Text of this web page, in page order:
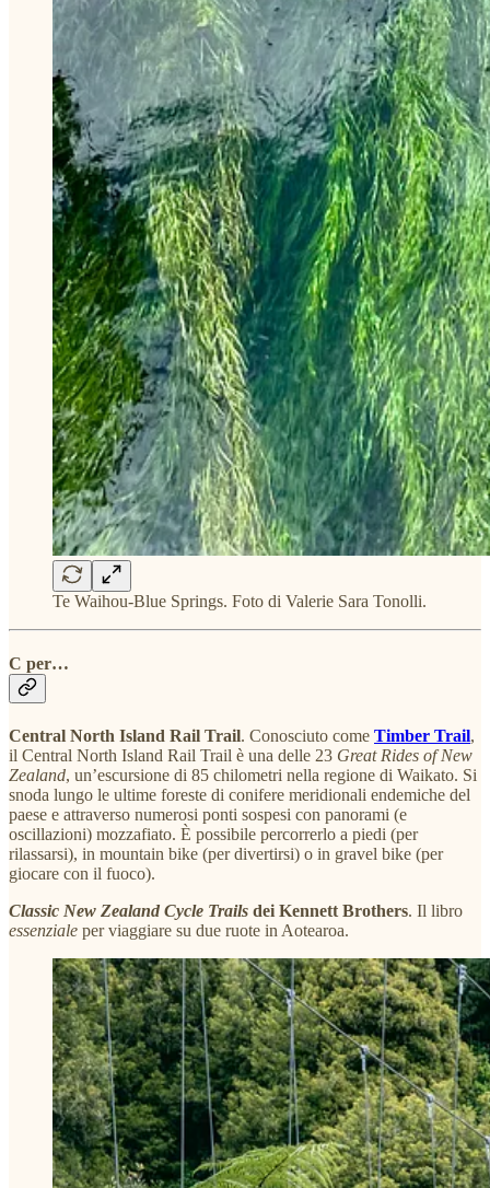
Te Waihou-Blue Springs. Foto di Valerie Sara Tonolli.
C per…
Central North Island Rail Trail. Conosciuto come Timber Trail,
il Central North Island Rail Trail è una delle 23 Great Rides of New
Zealand, un’escursione di 85 chilometri nella regione di Waikato. Si
snoda lungo le ultime foreste di conifere meridionali endemiche del
paese e attraverso numerosi ponti sospesi con panorami (e
oscillazioni) mozzafiato. È possibile percorrerlo a piedi (per
rilassarsi), in mountain bike (per divertirsi) o in gravel bike (per
giocare con il fuoco).
Classic New Zealand Cycle Trails dei Kennett Brothers. Il libro
essenziale per viaggiare su due ruote in Aotearoa.